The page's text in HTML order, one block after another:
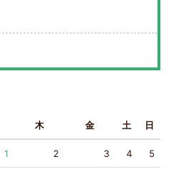
木 金 土 日
1 2 3 4 5